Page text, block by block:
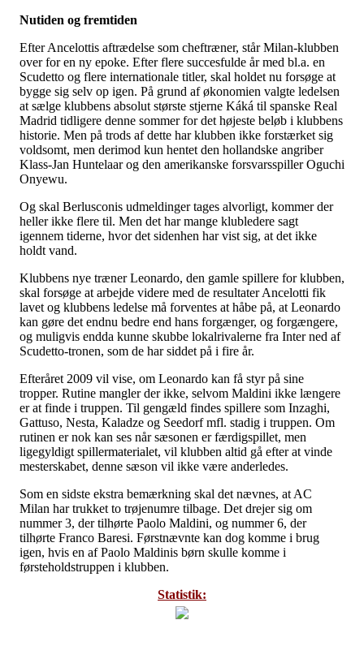
Nutiden og fremtiden
Efter Ancelottis aftrædelse som cheftræner, står Milan-klubben
over for en ny epoke. Efter flere succesfulde år med bl.a. en
Scudetto og flere internationale titler, skal holdet nu forsøge at
bygge sig selv op igen. På grund af økonomien valgte ledelsen
at sælge klubbens absolut største stjerne Káká til spanske Real
Madrid tidligere denne sommer for det højeste beløb i klubbens
historie. Men på trods af dette har klubben ikke forstærket sig
voldsomt, men derimod kun hentet den hollandske angriber
Klass-Jan Huntelaar og den amerikanske forsvarsspiller Oguchi
Onyewu.
Og skal Berlusconis udmeldinger tages alvorligt, kommer der
heller ikke flere til. Men det har mange klubledere sagt
igennem tiderne, hvor det sidenhen har vist sig, at det ikke
holdt vand.
Klubbens nye træner Leonardo, den gamle spillere for klubben,
skal forsøge at arbejde videre med de resultater Ancelotti fik
lavet og klubbens ledelse må forventes at håbe på, at Leonardo
kan gøre det endnu bedre end hans forgænger, og forgængere,
og muligvis endda kunne skubbe lokalrivalerne fra Inter ned af
Scudetto-tronen, som de har siddet på i fire år.
Efteråret 2009 vil vise, om Leonardo kan få styr på sine
tropper. Rutine mangler der ikke, selvom Maldini ikke længere
er at finde i truppen. Til gengæld findes spillere som Inzaghi,
Gattuso, Nesta, Kaladze og Seedorf mfl. stadig i truppen. Om
rutinen er nok kan ses når sæsonen er færdigspillet, men
ligegyldigt spillermaterialet, vil klubben altid gå efter at vinde
mesterskabet, denne sæson vil ikke være anderledes.
Som en sidste ekstra bemærkning skal det nævnes, at AC
Milan har trukket to trøjenumre tilbage. Det drejer sig om
nummer 3, der tilhørte Paolo Maldini, og nummer 6, der
tilhørte Franco Baresi. Førstnævnte kan dog komme i brug
igen, hvis en af Paolo Maldinis børn skulle komme i
førsteholdstruppen i klubben.
Statistik: